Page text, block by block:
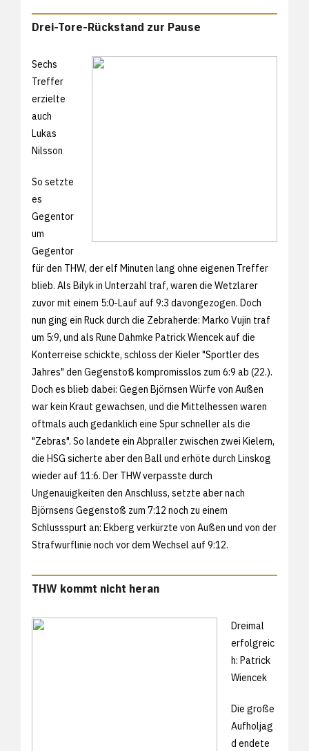
Drei-Tore-Rückstand zur Pause
Sechs
Treffer
erzielte
auch
Lukas
Nilsson
So setzte
es
Gegentor
um
Gegentor
für den THW, der elf Minuten lang ohne eigenen Treffer
blieb. Als Bilyk in Unterzahl traf, waren die Wetzlarer
zuvor mit einem 5:0-Lauf auf 9:3 davongezogen. Doch
nun ging ein Ruck durch die Zebraherde: Marko Vujin traf
um 5:9, und als Rune Dahmke Patrick Wiencek auf die
Konterreise schickte, schloss der Kieler "Sportler des
Jahres" den Gegenstoß kompromisslos zum 6:9 ab (22.).
Doch es blieb dabei: Gegen Björnsen Würfe von Außen
war kein Kraut gewachsen, und die Mittelhessen waren
oftmals auch gedanklich eine Spur schneller als die
"Zebras". So landete ein Abpraller zwischen zwei Kielern,
die HSG sicherte aber den Ball und erhöte durch Linskog
wieder auf 11:6. Der THW verpasste durch
Ungenauigkeiten den Anschluss, setzte aber nach
Björnsens Gegenstoß zum 7:12 noch zu einem
Schlussspurt an: Ekberg verkürzte von Außen und von der
Strafwurflinie noch vor dem Wechsel auf 9:12.
THW kommt nicht heran
Dreimal
erfolgreic
h: Patrick
Wiencek
Die große
Aufholjag
d endete